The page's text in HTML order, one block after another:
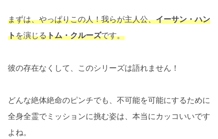
まずは、やっぱりこの人！我らが主人公、イーサン・ハン
トを演じるトム・クルーズです。
彼の存在なくして、このシリーズは語れません！
どんな絶体絶命のピンチでも、不可能を可能にするために
全身全霊でミッションに挑む姿は、本当にカッコいいです
よね。